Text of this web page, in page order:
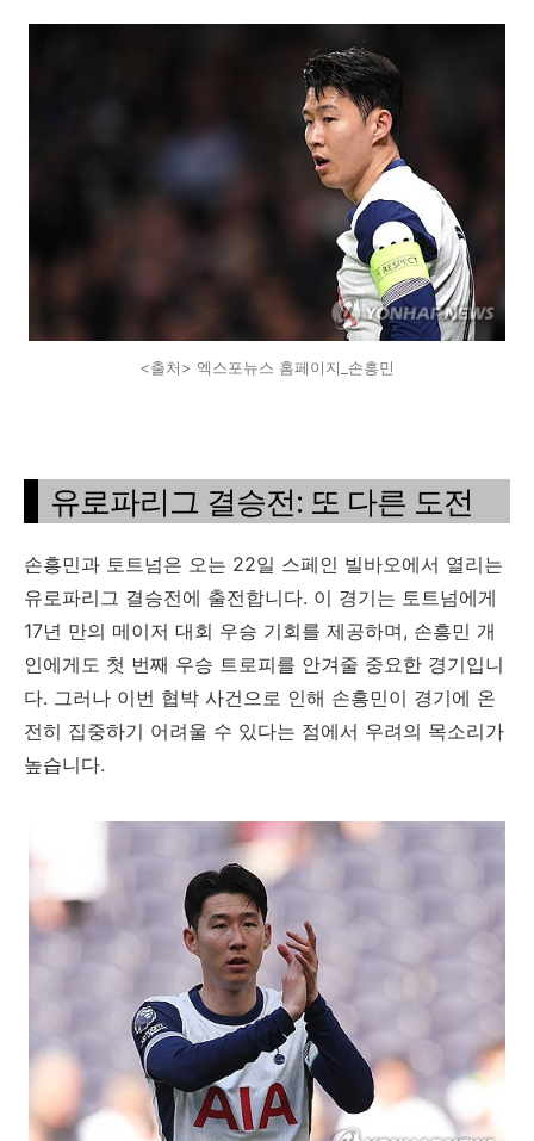
<출처> 엑스포뉴스 홈페이지_손흥민
유로파리그 결승전: 또 다른 도전
손흥민과 토트넘은 오는 22일 스페인 빌바오에서 열리는
유로파리그 결승전에 출전합니다. 이 경기는 토트넘에게
17년 만의 메이저 대회 우승 기회를 제공하며, 손흥민 개
인에게도 첫 번째 우승 트로피를 안겨줄 중요한 경기입니
다. 그러나 이번 협박 사건으로 인해 손흥민이 경기에 온
전히 집중하기 어려울 수 있다는 점에서 우려의 목소리가
높습니다.